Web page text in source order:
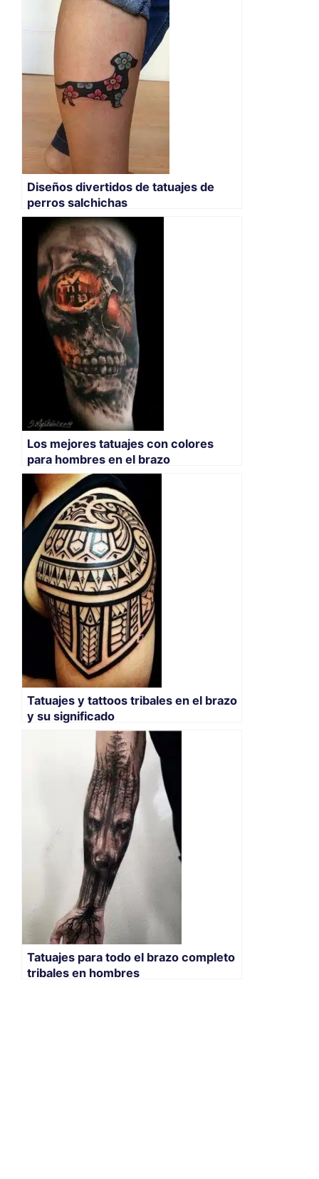
Diseños divertidos de tatuajes de
perros salchichas
Los mejores tatuajes con colores
para hombres en el brazo
Tatuajes y tattoos tribales en el brazo
y su significado
Tatuajes para todo el brazo completo
tribales en hombres